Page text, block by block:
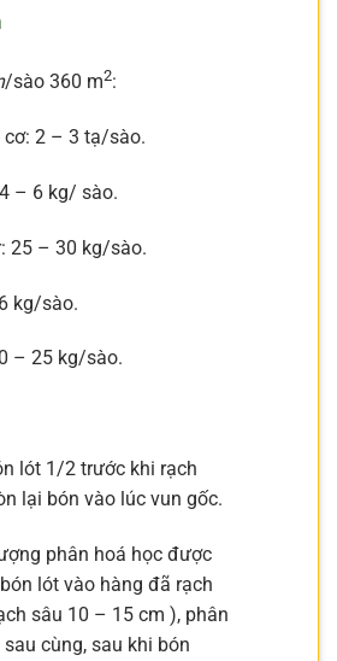
/sào 360 m2:
2 – 3 tạ/sào.
– 6 kg/ sào.
25 – 30 kg/sào.
kg/sào.
– 25 kg/sào.
lót 1/2 trước khi rạch
lại bón vào lúc vun gốc.
phân hoá học được
lót vào hàng đã rạch
sâu 10 – 15 cm ), phân
cùng, sau khi bón